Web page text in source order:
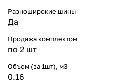
Разноширокие шины
Да
Продажа комплектом
по 2 шт
Объем (за 1шт), м3
0.16